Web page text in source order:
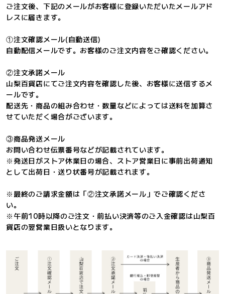
ご注文後、下記のメールがお客様に登録いただいたメールアド
レスに届きます。
①注文確認メール(自動送信)
自動配信メールです。お客様のご注文内容をご確認ください。
②注文承諾メール
山梨百貨店にてご注文内容を確認した後、お客様に送信するメ
ールです。
配送先・商品の組み合わせ・数量などによっては送料を加算さ
せていただく場合がございます。
③商品発送メール
お問い合わせ伝票番号などが記載されています。
※発送日がストア休業日の場合、ストア営業日に事前出荷通知
として出荷日・送り状番号が記載されます。
※最終のご請求金額は「②注文承諾メール」でご確認くださ
い。
※午前10時以降のご注文・前払い決済等のご入金確認は山梨百
貨店の翌営業日扱いとなります。